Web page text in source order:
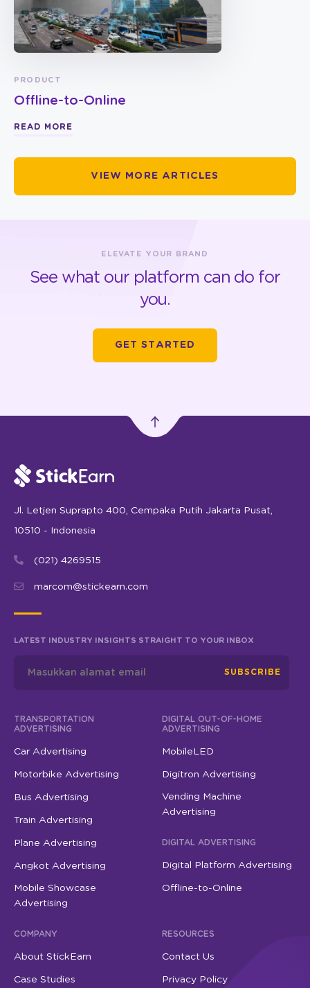
PRODUCT
Offline-to-Online
READ MORE
VIEW MORE ARTICLES
ELEVATE YOUR BRAND
See what our platform can do for
you.
GET STARTED
Jl. Letjen Suprapto 400, Cempaka Putih Jakarta Pusat,
10510 - Indonesia
(021) 4269515
marcom@stickearn.com
LATEST INDUSTRY INSIGHTS STRAIGHT TO YOUR INBOX
SUBSCRIBE
TRANSPORTATION
ADVERTISING
Car Advertising
Motorbike Advertising
Bus Advertising
Train Advertising
Plane Advertising
Angkot Advertising
Mobile Showcase
Advertising
DIGITAL OUT-OF-HOME
ADVERTISING
MobileLED
Digitron Advertising
Vending Machine
Advertising
DIGITAL ADVERTISING
Digital Platform Advertising
Offline-to-Online
COMPANY
About StickEarn
Case Studies
RESOURCES
Contact Us
Privacy Policy